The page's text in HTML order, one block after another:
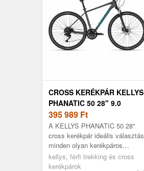
CROSS KERÉKPÁR KELLYS
PHANATIC 50 28" 9.0
395 989 Ft
A KELLYS PHANATIC 50 28"
cross kerékpár ideális választás
minden olyan kerékpáros
számára, aki megbízható és erős
kerkpárt keres terep- és
kellys, férfi trekking és cross
kerékpárok